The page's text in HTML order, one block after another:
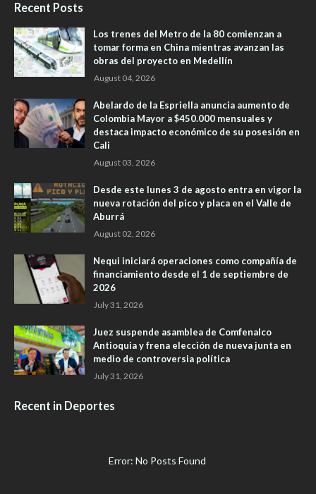
Recent Posts
Los trenes del Metro de la 80 comienzan a
tomar forma en China mientras avanzan las
obras del proyecto en Medellín
August 04, 2026
Abelardo de la Espriella anuncia aumento de
Colombia Mayor a $450.000 mensuales y
destaca impacto económico de su posesión en
Cali
August 03, 2026
Desde este lunes 3 de agosto entra en vigor la
nueva rotación del pico y placa en el Valle de
Aburrá
August 02, 2026
Nequi iniciará operaciones como compañía de
financiamiento desde el 1 de septiembre de
2026
July 31, 2026
Juez suspende asamblea de Comfenalco
Antioquia y frena elección de nueva junta en
medio de controversia política
July 31, 2026
Recent in Deportes
Error: No Posts Found